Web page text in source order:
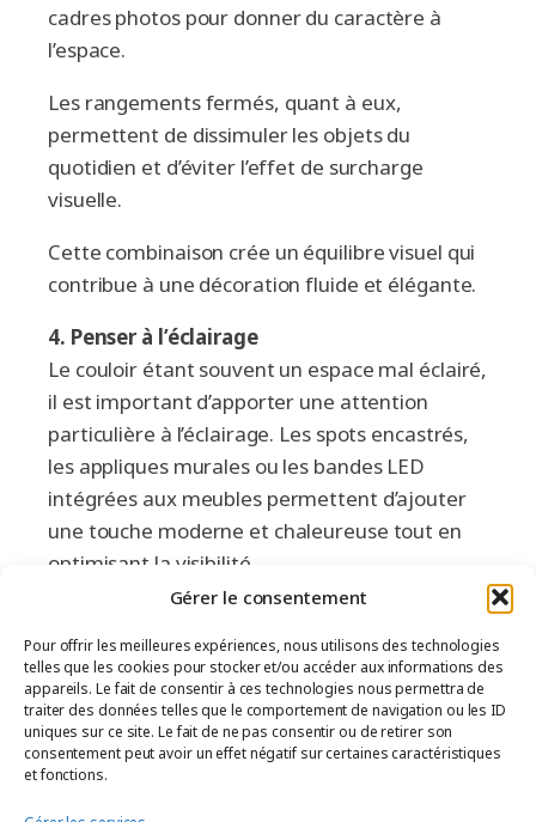
Gérer le consentement
Pour offrir les meilleures expériences, nous utilisons des technologies
telles que les cookies pour stocker et/ou accéder aux informations des
appareils. Le fait de consentir à ces technologies nous permettra de
traiter des données telles que le comportement de navigation ou les ID
uniques sur ce site. Le fait de ne pas consentir ou de retirer son
consentement peut avoir un effet négatif sur certaines caractéristiques
et fonctions.
cadres photos pour donner du caractère à
l’espace.
Les rangements fermés, quant à eux,
permettent de dissimuler les objets du
quotidien et d’éviter l’effet de surcharge
visuelle.
Cette combinaison crée un équilibre visuel qui
contribue à une décoration fluide et élégante.
4. Penser à l’éclairage
Le couloir étant souvent un espace mal éclairé,
il est important d’apporter une attention
particulière à l’éclairage. Les spots encastrés,
les appliques murales ou les bandes LED
intégrées aux meubles permettent d’ajouter
une touche moderne et chaleureuse tout en
optimisant la visibilité.
d’aménagement sur
mesure réussi
Dans l’un de nos récents projets, nous avons
conçu un bureau élégant et fonctionnel qui